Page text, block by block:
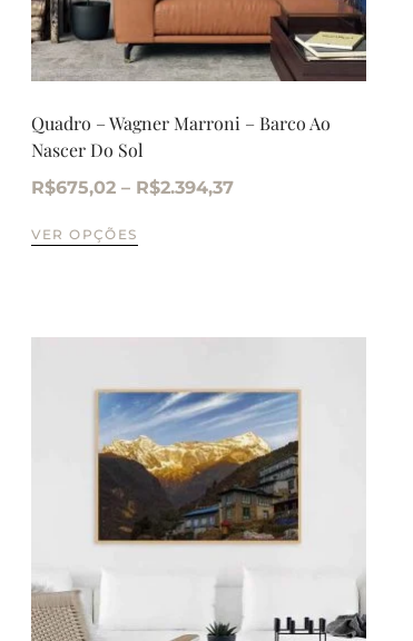
Quadro – Wagner Marroni – Barco Ao
Nascer Do Sol
R$675,02 – R$2.394,37
VER OPÇÕES